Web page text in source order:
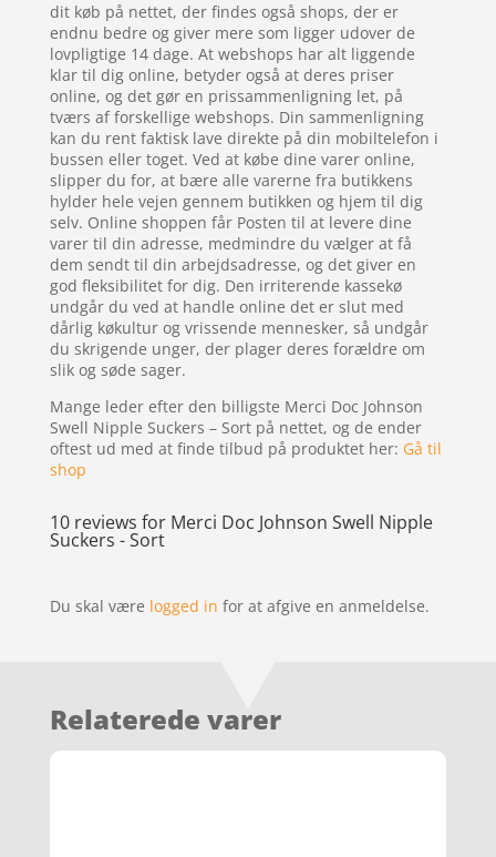
dit køb på nettet, der findes også shops, der er
endnu bedre og giver mere som ligger udover de
lovpligtige 14 dage. At webshops har alt liggende
klar til dig online, betyder også at deres priser
online, og det gør en prissammenligning let, på
tværs af forskellige webshops. Din sammenligning
kan du rent faktisk lave direkte på din mobiltelefon i
bussen eller toget. Ved at købe dine varer online,
slipper du for, at bære alle varerne fra butikkens
hylder hele vejen gennem butikken og hjem til dig
selv. Online shoppen får Posten til at levere dine
varer til din adresse, medmindre du vælger at få
dem sendt til din arbejdsadresse, og det giver en
god fleksibilitet for dig. Den irriterende kassekø
undgår du ved at handle online det er slut med
dårlig køkultur og vrissende mennesker, så undgår
du skrigende unger, der plager deres forældre om
slik og søde sager.
Mange leder efter den billigste Merci Doc Johnson
Swell Nipple Suckers – Sort på nettet, og de ender
oftest ud med at finde tilbud på produktet her: Gå til
shop
10 reviews for Merci Doc Johnson Swell Nipple
Suckers - Sort
Du skal være logged in for at afgive en anmeldelse.
Relaterede varer